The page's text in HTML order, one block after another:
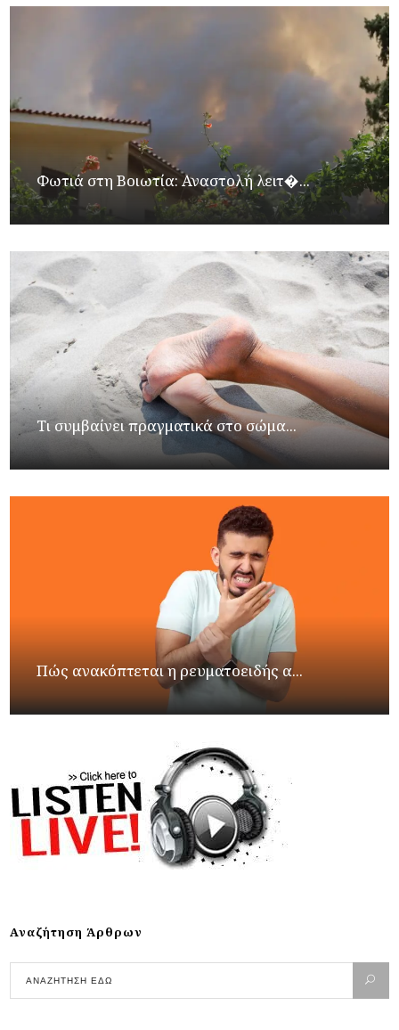
Φωτιά στη Βοιωτία: Αναστολή λειτ�...
Τι συμβαίνει πραγματικά στο σώμα...
Πώς ανακόπτεται η ρευματοειδής α...
Αναζήτηση Άρθρων